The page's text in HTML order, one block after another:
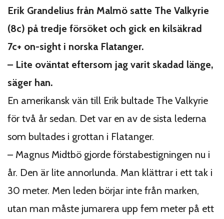
Erik Grandelius från Malmö satte The Valkyrie
(8c) på tredje försöket och gick en kilsäkrad
7c+ on-sight i norska Flatanger.
– Lite oväntat eftersom jag varit skadad länge,
säger han.
En amerikansk vän till Erik bultade The Valkyrie
för två år sedan. Det var en av de sista lederna
som bultades i grottan i Flatanger.
– Magnus Midtbö gjorde förstabestigningen nu i
år. Den är lite annorlunda. Man klättrar i ett tak i
30 meter. Men leden börjar inte från marken,
utan man måste jumarera upp fem meter på ett